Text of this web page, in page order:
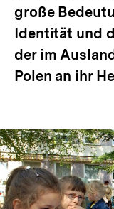
große
Identität und
der im
Polen an ihr